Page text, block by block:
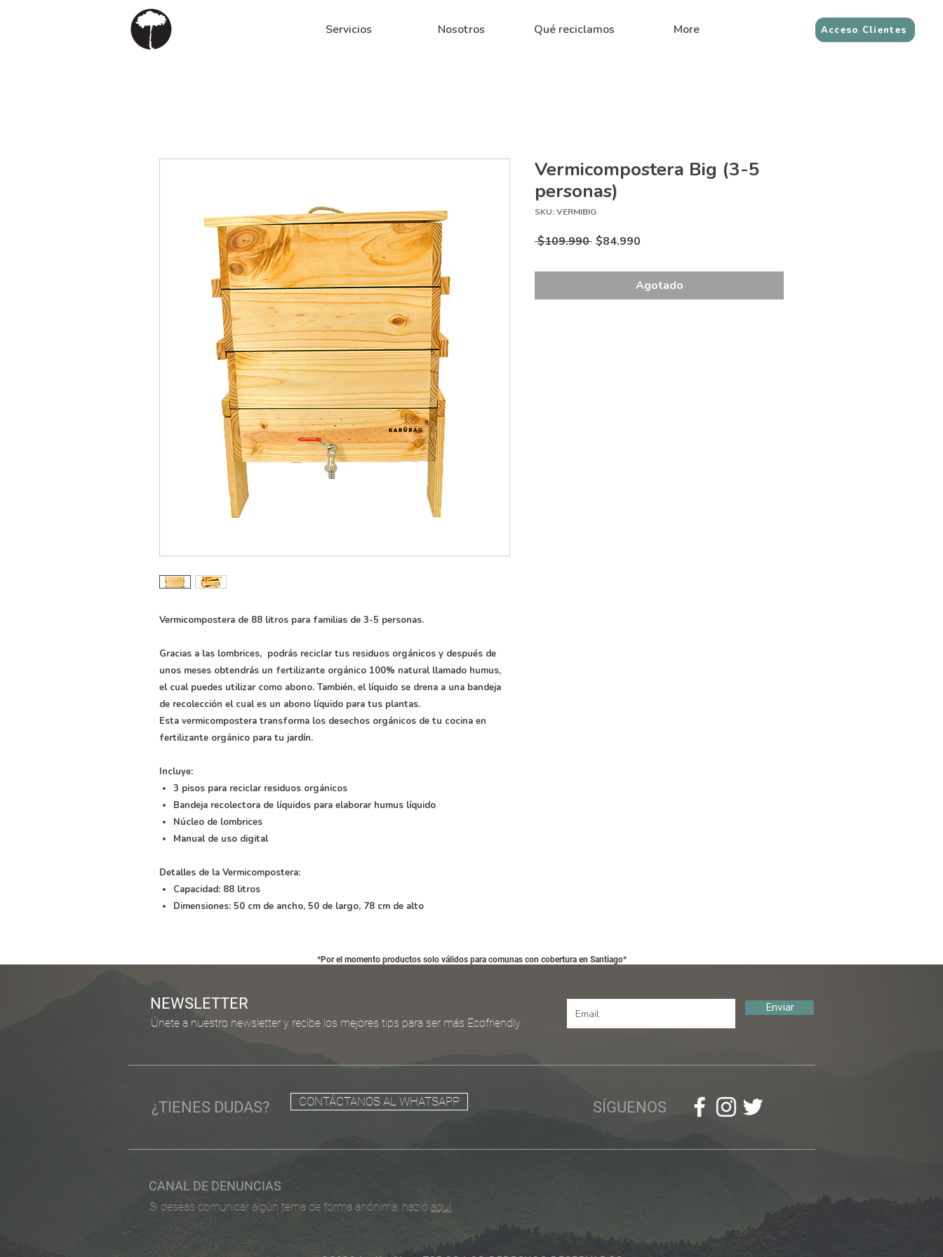
Servicios Nosotros Qué reciclamos More Acceso Clientes
Vermicompostera de 88 litros para familias de 3-5 personas.
Gracias a las lombrices, podrás reciclar tus residuos orgánicos y después de
unos meses obtendrás un fertilizante orgánico 100% natural llamado humus,
el cual puedes utilizar como abono. También, el líquido se drena a una bandeja
de recolección el cual es un abono líquido para tus plantas.
Esta vermicompostera transforma los desechos orgánicos de tu cocina en
fertilizante orgánico para tu jardín.
Incluye:
3 pisos para reciclar residuos orgánicos
Bandeja recolectora de líquidos para elaborar humus líquido
Núcleo de lombrices
Manual de uso digital
Detalles de la Vermicompostera:
Capacidad: 88 litros
Dimensiones: 50 cm de ancho, 50 de largo, 78 cm de alto
Vermicompostera Big (3-5
personas)
SKU: VERMIBIG
$109.990 Precio
$84.990
oferta
Agotado
*Por el momento productos solo válidos para comunas con cobertura en Santiago*
NEWSLETTER
Únete a nuestro newsletter y recibe los mejores tips para ser más Ecofriendly
Enviar
¿TIENES DUDAS? CONTÁCTANOS AL WHATSAPP SÍGUENOS
CANAL DE DENUNCIAS
Si deseas comunicar algún tema de forma anónima, hazlo aquí.